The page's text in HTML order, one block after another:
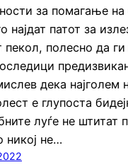
за помагање на
најдат патот за
пекол, полесно да
дека најголем
е глупоста
луѓе не штитат
никој не…